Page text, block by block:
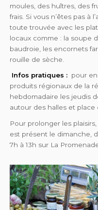
moules, des huîtres, des
frais. Si vous n’êtes pas à
toute trouvée avec les
locaux comme : la soupe
baudroie, les encornets
rouille de sèche.
Infos pratiques : pour
produits régionaux de la
hebdomadaire les jeudis
autour des halles et place
Pour prolonger les
est présent le dimanche,
7h à 13h sur La